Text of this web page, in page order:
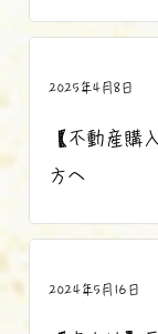
【不動産購
方へ
2025年4月8日
2024年5月16日